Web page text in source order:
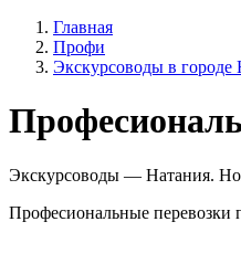
Главная
Профи
Экскурсоводы в городе
Экскурсоводы — Натания.
Професиональные перевозки